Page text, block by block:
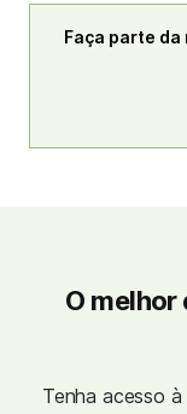
Faça parte da
O
Tenha acesso